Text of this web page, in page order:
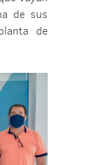
de sus
de